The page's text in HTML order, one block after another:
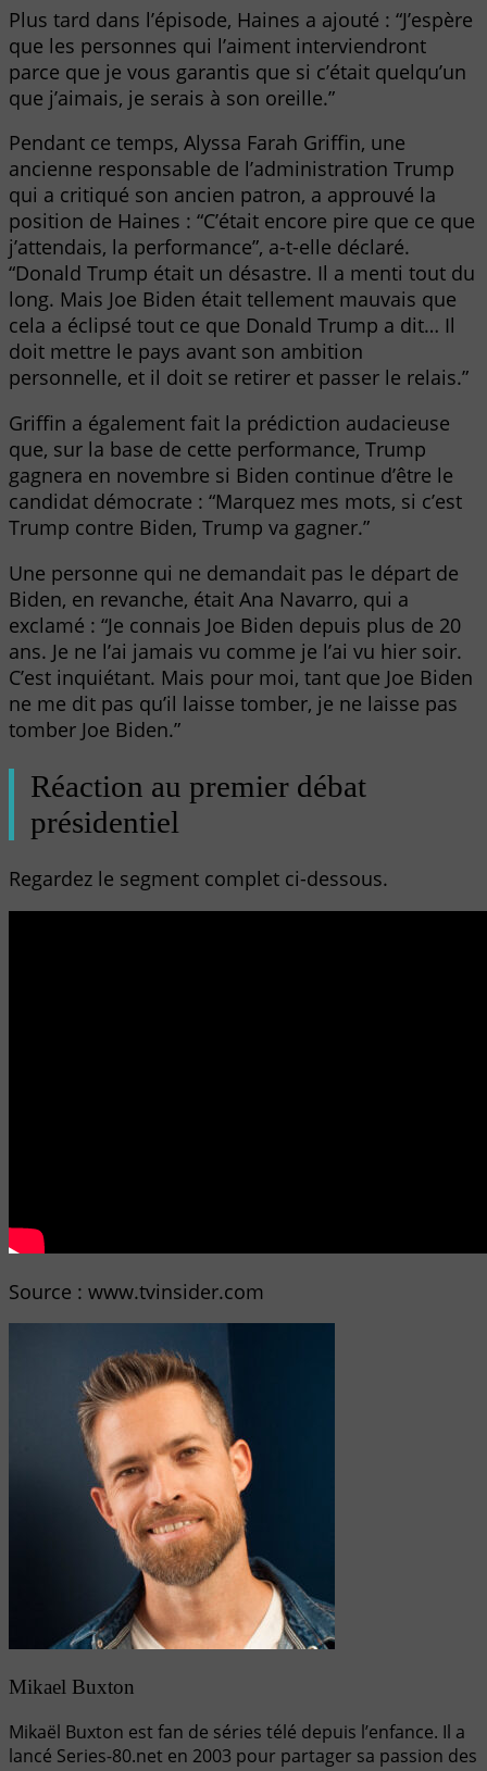
Plus tard dans l’épisode, Haines a ajouté : “J’espère
que les personnes qui l’aiment interviendront
parce que je vous garantis que si c’était quelqu’un
que j’aimais, je serais à son oreille.”
Pendant ce temps, Alyssa Farah Griffin, une
ancienne responsable de l’administration Trump
qui a critiqué son ancien patron, a approuvé la
position de Haines : “C’était encore pire que ce que
j’attendais, la performance”, a-t-elle déclaré.
“Donald Trump était un désastre. Il a menti tout du
long. Mais Joe Biden était tellement mauvais que
cela a éclipsé tout ce que Donald Trump a dit… Il
doit mettre le pays avant son ambition
personnelle, et il doit se retirer et passer le relais.”
Griffin a également fait la prédiction audacieuse
que, sur la base de cette performance, Trump
gagnera en novembre si Biden continue d’être le
candidat démocrate : “Marquez mes mots, si c’est
Trump contre Biden, Trump va gagner.”
Une personne qui ne demandait pas le départ de
Biden, en revanche, était Ana Navarro, qui a
exclamé : “Je connais Joe Biden depuis plus de 20
ans. Je ne l’ai jamais vu comme je l’ai vu hier soir.
C’est inquiétant. Mais pour moi, tant que Joe Biden
ne me dit pas qu’il laisse tomber, je ne laisse pas
tomber Joe Biden.”
Réaction au premier débat
présidentiel
Regardez le segment complet ci-dessous.
Source : www.tvinsider.com
Mikael Buxton
Mikaël Buxton est fan de séries télé depuis l’enfance. Il a
lancé Series-80.net en 2003 pour partager sa passion des